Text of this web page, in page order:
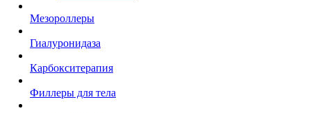
Мезороллеры
Гиалуронидаза
Карбокситерапия
Филлеры для тела